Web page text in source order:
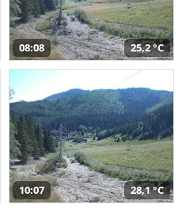
08:08 25,2 °C
10:07 28,1 °C